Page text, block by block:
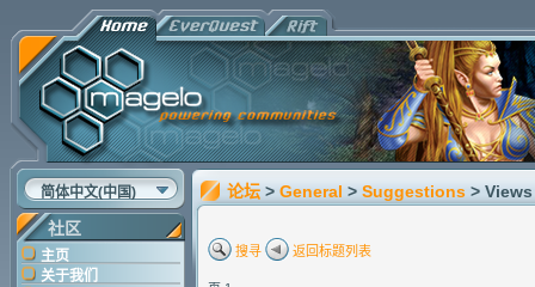
简体中文(中国)
社区
主页
关于我们
论坛 > General > Suggestions >
搜寻 返回标题列表